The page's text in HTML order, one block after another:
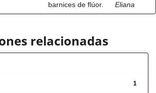
barnices de flúor.
Eliana
relacionadas
1